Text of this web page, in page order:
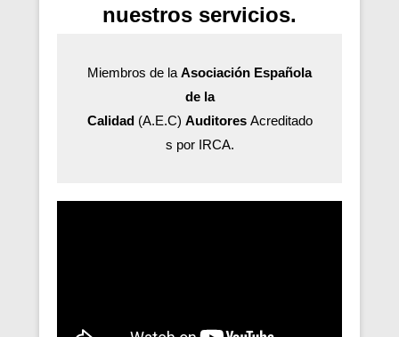
nuestros servicios.
Miembros de la Asociación Española
de la
Calidad(A.E.C) AuditoresAcreditado
s por IRCA.